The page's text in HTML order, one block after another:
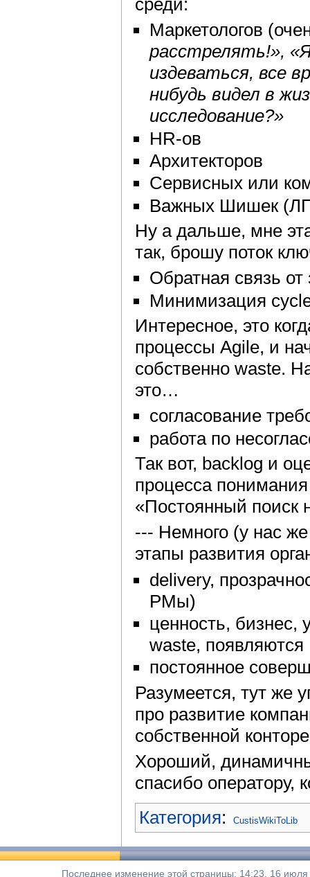
Маркетологов
расстрелять!»,
издеваться, все
нибудь видел в
исследование?»
HR-ов
Архитекторов
Сервисных или
Важных Шишек
Ну а дальше, мне
так, брошу поток
Обратная связь
Минимизация
Интересное, это
процессы Agile, и
собственно waste.
это…
согласование
работа по
Так вот, backlog и
процесса
«Постоянный поиск
--- Немного (у нас
этапы развития
delivery,
PMы)
ценность, бизнес,
waste, появляются
постоянное
Разумеется, тут же
про развитие
собственной
Хороший,
спасибо оператору,
Категория: CustisWikiToLib
Последнее изменение этой страницы: 14:23, 16 июля